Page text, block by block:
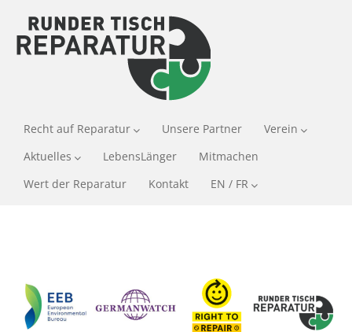
Recht auf Reparatur Unsere Partner
Verein
Aktuelles
LebensLänger
Mitmachen
Wert der Reparatur
Kontakt EN / FR